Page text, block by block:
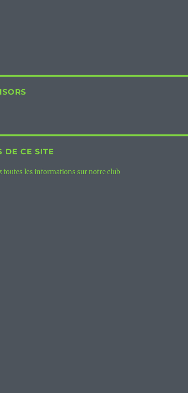
DE CE SITE
toutes les informations sur notre club